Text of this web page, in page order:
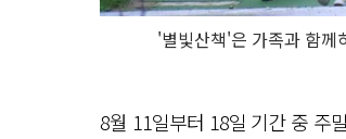
'별빛산책'은 가족과 함
8월 11일부터 18일 기간 중 주